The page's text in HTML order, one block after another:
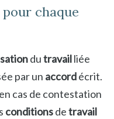
pour chaque
dutravailliée
par un accordécrit.
en cas de contestation
conditionsdetravail